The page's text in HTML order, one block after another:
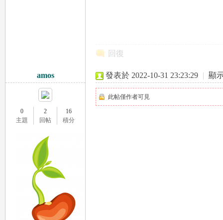
回復
amos
0
主題
2
回帖
16
積分
發表於 2022-10-31 23:23:29 | 顯
此帖僅作者可見